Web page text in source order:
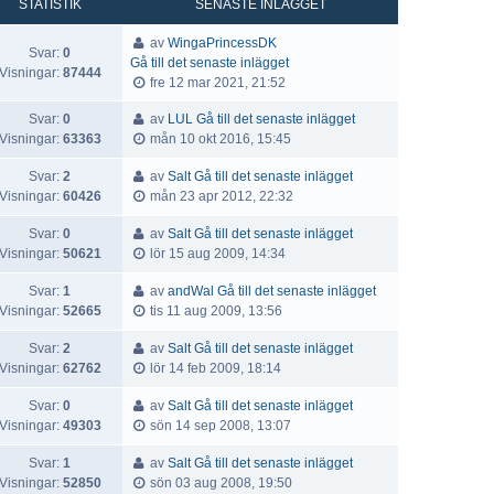
STATISTIK SENASTE INLÄGGET
Svar: 0
Visningar: 87444
avWingaPrincessDK
Gå till det senaste inlägget
fre 12 mar 2021, 21:52
Svar: 0
Visningar: 63363
av LUL Gå till det senaste inlägget
mån 10 okt 2016, 15:45
Svar: 2
Visningar: 60426
avSalt Gå till det senaste inlägget
mån 23 apr 2012, 22:32
Svar: 0
Visningar: 50621
avSalt Gå till det senaste inlägget
lör 15 aug 2009, 14:34
Svar: 1
Visningar: 52665
avandWal Gå till det senaste inlägget
tis 11 aug 2009, 13:56
Svar: 2
Visningar: 62762
avSalt Gå till det senaste inlägget
lör 14 feb 2009, 18:14
Svar: 0
Visningar: 49303
avSalt Gå till det senaste inlägget
sön 14 sep 2008, 13:07
Svar: 1
Visningar: 52850
avSalt Gå till det senaste inlägget
sön 03 aug 2008, 19:50